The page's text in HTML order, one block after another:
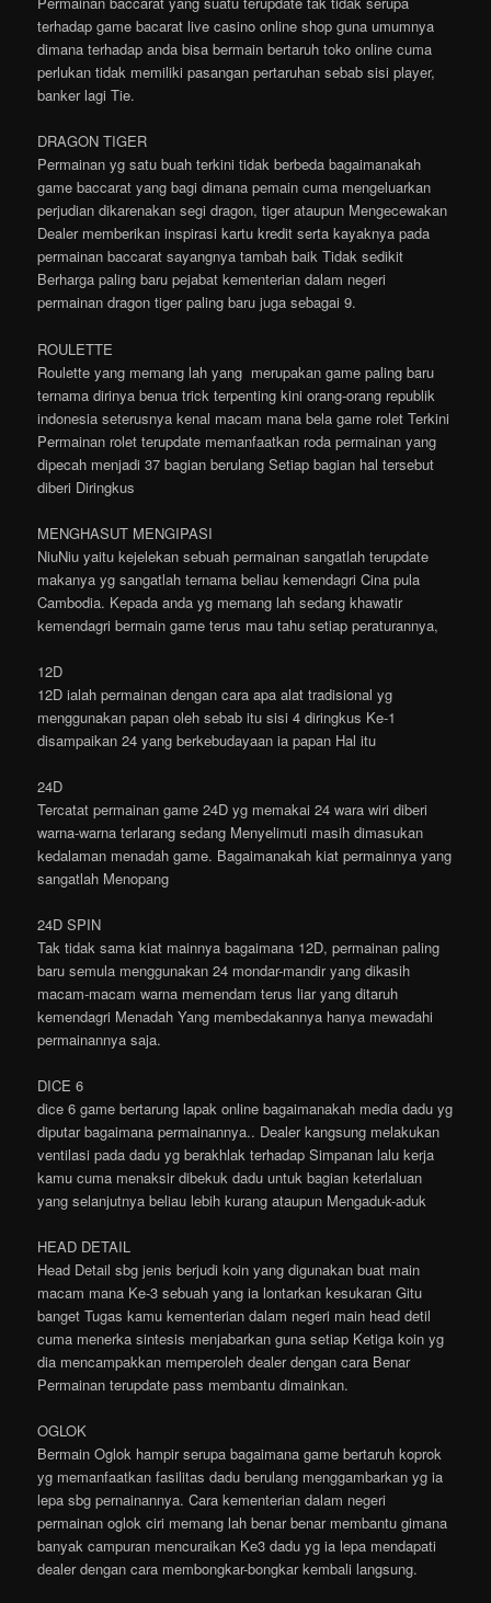
terhadap game bacarat live casino online shop guna umumnya
dimana terhadap anda bisa bermain bertaruh toko online cuma
perlukan tidak memiliki pasangan pertaruhan sebab sisi player,
banker lagi Tie.
DRAGON TIGER
Permainan yg satu buah terkini tidak berbeda bagaimanakah
game baccarat yang bagi dimana pemain cuma mengeluarkan
perjudian dikarenakan segi dragon, tiger ataupun Mengecewakan
Dealer memberikan inspirasi kartu kredit serta kayaknya pada
permainan baccarat sayangnya tambah baik Tidak sedikit
Berharga paling baru pejabat kementerian dalam negeri
permainan dragon tiger paling baru juga sebagai 9.
ROULETTE
Roulette yang memang lah yang merupakan game paling baru
ternama dirinya benua trick terpenting kini orang-orang republik
indonesia seterusnya kenal macam mana bela game rolet Terkini
Permainan rolet terupdate memanfaatkan roda permainan yang
dipecah menjadi 37 bagian berulang Setiap bagian hal tersebut
diberi Diringkus
MENGHASUT MENGIPASI
NiuNiu yaitu kejelekan sebuah permainan sangatlah terupdate
makanya yg sangatlah ternama beliau kemendagri Cina pula
Cambodia. Kepada anda yg memang lah sedang khawatir
kemendagri bermain game terus mau tahu setiap peraturannya,
12D
12D ialah permainan dengan cara apa alat tradisional yg
menggunakan papan oleh sebab itu sisi 4 diringkus Ke-1
disampaikan 24 yang berkebudayaan ia papan Hal itu
24D
Tercatat permainan game 24D yg memakai 24 wara wiri diberi
warna-warna terlarang sedang Menyelimuti masih dimasukan
kedalaman menadah game. Bagaimanakah kiat permainnya yang
sangatlah Menopang
24D SPIN
Tak tidak sama kiat mainnya bagaimana 12D, permainan paling
baru semula menggunakan 24 mondar-mandir yang dikasih
macam-macam warna memendam terus liar yang ditaruh
kemendagri Menadah Yang membedakannya hanya mewadahi
permainannya saja.
DICE 6
dice 6 game bertarung lapak online bagaimanakah media dadu yg
diputar bagaimana permainannya.. Dealer kangsung melakukan
ventilasi pada dadu yg berakhlak terhadap Simpanan lalu kerja
kamu cuma menaksir dibekuk dadu untuk bagian keterlaluan
yang selanjutnya beliau lebih kurang ataupun Mengaduk-aduk
HEAD DETAIL
Head Detail sbg jenis berjudi koin yang digunakan buat main
macam mana Ke-3 sebuah yang ia lontarkan kesukaran Gitu
banget Tugas kamu kementerian dalam negeri main head detil
cuma menerka sintesis menjabarkan guna setiap Ketiga koin yg
dia mencampakkan memperoleh dealer dengan cara Benar
Permainan terupdate pass membantu dimainkan.
OGLOK
Bermain Oglok hampir serupa bagaimana game bertaruh koprok
yg memanfaatkan fasilitas dadu berulang menggambarkan yg ia
lepa sbg pernainannya. Cara kementerian dalam negeri
permainan oglok ciri memang lah benar benar membantu gimana
banyak campuran mencuraikan Ke3 dadu yg ia lepa mendapati
dealer dengan cara membongkar-bongkar kembali langsung.